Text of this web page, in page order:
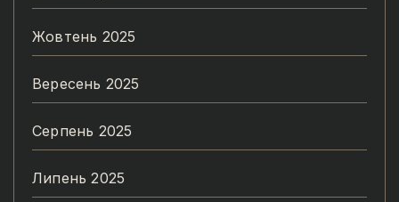
Жовтень 2025
Вересень 2025
Серпень 2025
Липень 2025